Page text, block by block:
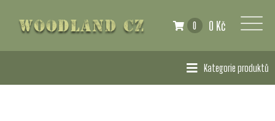
0 0 Kč
Kategorie produktů